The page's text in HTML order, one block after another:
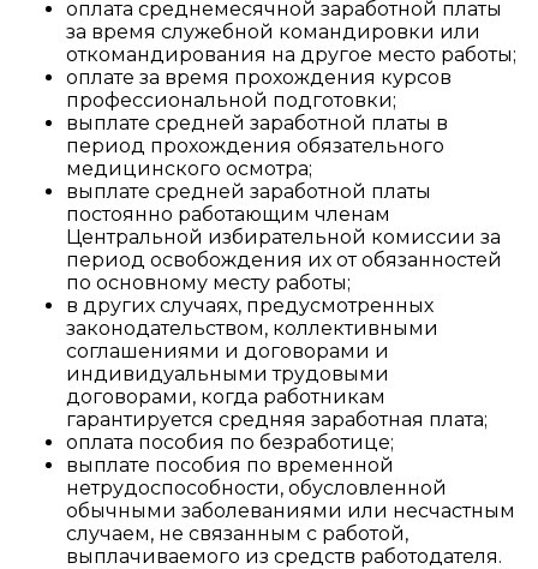
оплата среднемесячной заработной платы
за время служебной командировки или
откомандирования на другое место работы;
оплате за время прохождения курсов
профессиональной подготовки;
выплате средней заработной платы в
период прохождения обязательного
медицинского осмотра;
выплате средней заработной платы
постоянно работающим членам
Центральной избирательной комиссии за
период освобождения их от обязанностей
по основному месту работы;
в других случаях, предусмотренных
законодательством, коллективными
соглашениями и договорами и
индивидуальными трудовыми
договорами, когда работникам
гарантируется средняя заработная плата;
оплата пособия по безработице;
выплате пособия по временной
нетрудоспособности, обусловленной
обычными заболеваниями или несчастным
случаем, не связанным с работой,
выплачиваемого из средств работодателя.